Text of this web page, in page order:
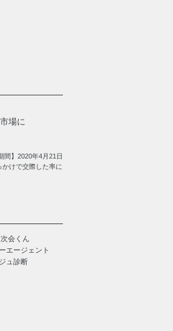
場に
間】2020年4月21日
かけで交際した率に
会くん
エージェント
ュ診断